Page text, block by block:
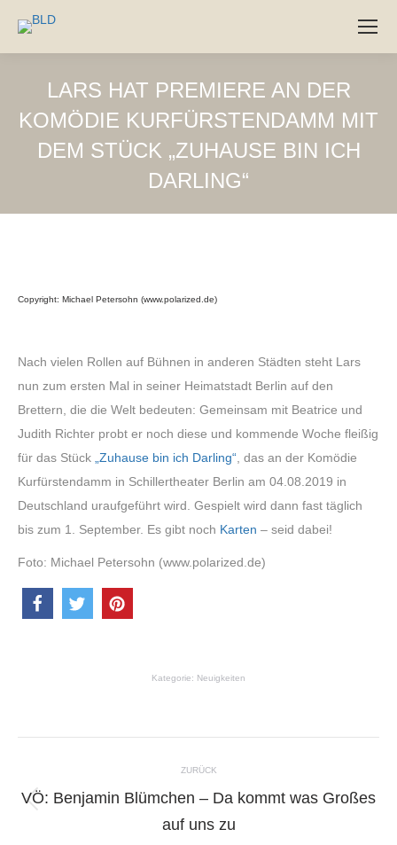
LARS HAT PREMIERE AN DER
KOMÖDIE KURFÜRSTENDAMM MIT
DEM STÜCK „ZUHAUSE BIN ICH
DARLING“
Copyright: Michael Petersohn (www.polarized.de)
Nach vielen Rollen auf Bühnen in anderen Städten steht Lars
nun zum ersten Mal in seiner Heimatstadt Berlin auf den
Brettern, die die Welt bedeuten: Gemeinsam mit Beatrice und
Judith Richter probt er noch diese und kommende Woche fleißig
für das Stück „Zuhause bin ich Darling“ , das an der Komödie
Kurfürstendamm in Schillertheater Berlin am 04.08.2019 in
Deutschland uraufgeführt wird. Gespielt wird dann fast täglich
bis zum 1. September. Es gibt noch Karten – seid dabei!
Foto: Michael Petersohn (www.polarized.de)
Kategorie: Neuigkeiten
ZURÜCK
Beitrag:
VÖ: Benjamin Blümchen – Da kommt was Großes
auf uns zu